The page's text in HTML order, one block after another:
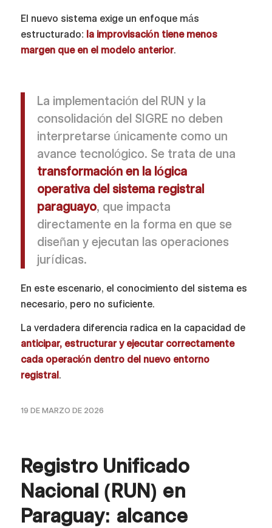
El nuevo sistema exige un enfoque más
estructurado: la improvisación tiene menos
margen que en el modelo anterior.
La implementación del RUN y la
consolidación del SIGRE no deben
interpretarse únicamente como un
avance tecnológico. Se trata de una
transformación en la lógica
operativa del sistema registral
paraguayo, que impacta
directamente en la forma en que se
diseñan y ejecutan las operaciones
jurídicas.
En este escenario, el conocimiento del sistema es
necesario, pero no suficiente.
La verdadera diferencia radica en la capacidad de
anticipar, estructurar y ejecutar correctamente
cada operación dentro del nuevo entorno
registral .
19 DE MARZO DE 2026
Registro Unificado
Nacional (RUN) en
Paraguay: alcance